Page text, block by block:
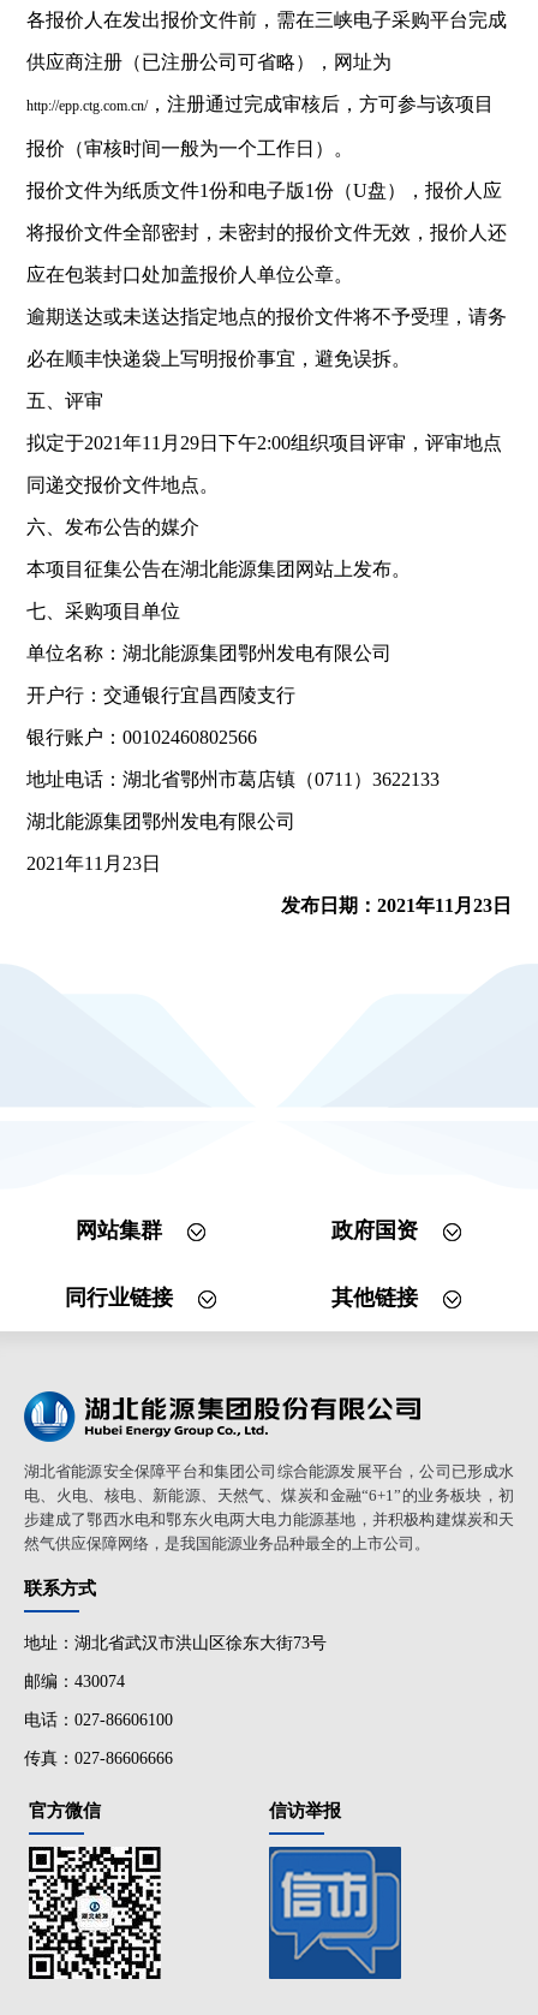
各报价人在发出报价文件前，需在三峡电子采购平台完成
供应商注册（已注册公司可省略），网址为
http://epp.ctg.com.cn/，注册通过完成审核后，方可参与该项目
报价（审核时间一般为一个工作日）。
报价文件为纸质文件1份和电子版1份（U盘），报价人应
将报价文件全部密封，未密封的报价文件无效，报价人还
应在包装封口处加盖报价人单位公章。
逾期送达或未送达指定地点的报价文件将不予受理，请务
必在顺丰快递袋上写明报价事宜，避免误拆。
五、评审
拟定于2021年11月29日下午2:00组织项目评审，评审地点
同递交报价文件地点。
六、发布公告的媒介
本项目征集公告在湖北能源集团网站上发布。
七、采购项目单位
单位名称：湖北能源集团鄂州发电有限公司
开户行：交通银行宜昌西陵支行
银行账户：00102460802566
地址电话：湖北省鄂州市葛店镇（0711）3622133
湖北能源集团鄂州发电有限公司
2021年11月23日
发布日期：2021年11月23日
网站集群 政府国资
同行业链接 其他链接
湖北省能源安全保障平台和集团公司综合能源发展平台，公司已形成水
电、火电、核电、新能源、天然气、煤炭和金融“6+1”的业务板块，初
步建成了鄂西水电和鄂东火电两大电力能源基地，并积极构建煤炭和天
然气供应保障网络，是我国能源业务品种最全的上市公司。
联系方式
地址：湖北省武汉市洪山区徐东大街73号
邮编：430074
电话：027-86606100
传真：027-86606666
官方微信 信访举报